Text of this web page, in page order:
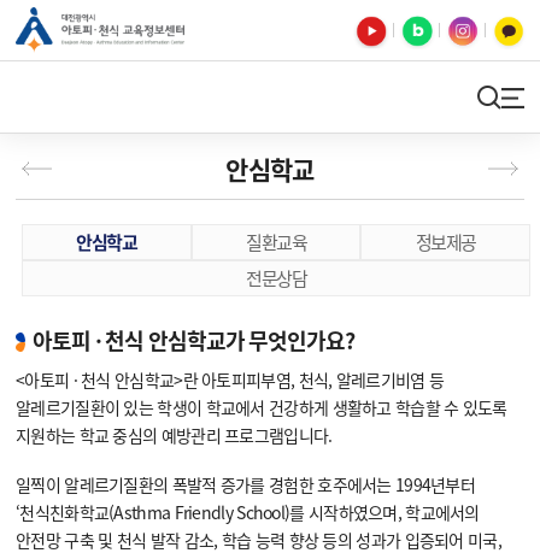
안심학교
안심학교 질환교육
정보제공
전문상담
아토피 · 천식 안심학교가 무엇인가요?
<아토피 · 천식 안심학교>란 아토피피부염, 천식, 알레르기비염 등
알레르기질환이 있는 학생이 학교에서 건강하게 생활하고 학습할 수 있도록
지원하는 학교 중심의 예방관리 프로그램입니다.
일찍이 알레르기질환의 폭발적 증가를 경험한 호주에서는 1994년부터
‘천식친화학교(Asthma Friendly School)를 시작하였으며, 학교에서의
안전망 구축 및 천식 발작 감소, 학습 능력 향상 등의 성과가 입증되어 미국,